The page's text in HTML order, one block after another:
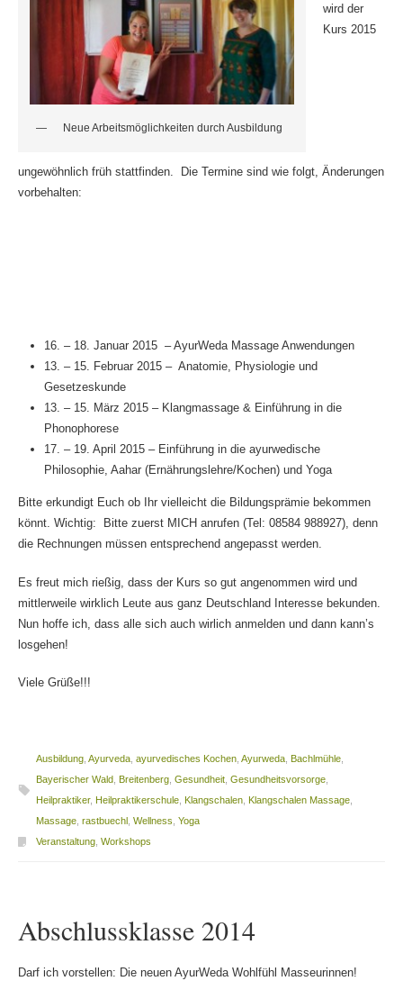
Neue Arbeitsmöglichkeiten durch Ausbildung
wird der
Kurs 2015
ungewöhnlich früh stattfinden. Die Termine sind wie folgt, Änderungen
vorbehalten:
16. – 18. Januar 2015 – AyurWeda Massage Anwendungen
13. – 15. Februar 2015 – Anatomie, Physiologie und
Gesetzeskunde
13. – 15. März 2015 – Klangmassage & Einführung in die
Phonophorese
17. – 19. April 2015 – Einführung in die ayurwedische
Philosophie, Aahar (Ernährungslehre/Kochen) und Yoga
Bitte erkundigt Euch ob Ihr vielleicht die Bildungsprämie bekommen
könnt. Wichtig: Bitte zuerst MICH anrufen (Tel: 08584 988927), denn
die Rechnungen müssen entsprechend angepasst werden.
Es freut mich rießig, dass der Kurs so gut angenommen wird und
mittlerweile wirklich Leute aus ganz Deutschland Interesse bekunden.
Nun hoffe ich, dass alle sich auch wirlich anmelden und dann kann’s
losgehen!
Viele Grüße!!!
Ausbildung, Ayurveda, ayurvedisches Kochen, Ayurweda, Bachlmühle,
Bayerischer Wald, Breitenberg, Gesundheit, Gesundheitsvorsorge,
Heilpraktiker, Heilpraktikerschule, Klangschalen, Klangschalen Massage,
Massage, rastbuechl, Wellness Yoga
Veranstaltung, Workshops
Abschlussklasse 2014
Darf ich vorstellen: Die neuen AyurWeda Wohlfühl Masseurinnen!